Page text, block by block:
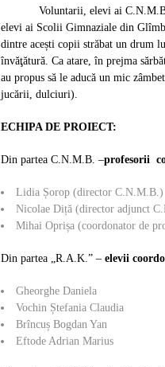
Voluntarii, elevi ai
elevi ai Scolii Gimnaziale din
dintre acești copii străbat un drum
învăţătură. Ca atare, în prejma
au propus să le aducă un mic
jucării, dulciuri).
ECHIPA DE PROIECT:
Din partea C.N.M.B. –profesorii
Lidia Șorop (director C.N.M.B.)
Nicolae Diță (director adjunct
Mihai Oprișa (coordonator de
Din partea „R.A.K.” – elevii
Gheorghe Daniela
Vochin Ștefania Claudia
Brîncuș Bogdan Yan
Eftode Adrian Marius